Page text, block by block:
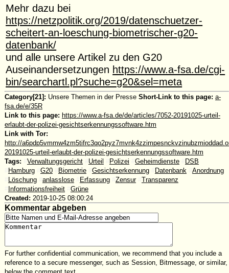
Mehr dazu bei
https://netzpolitik.org/2019/datenschuetzer-
scheitert-an-loeschung-biometrischer-g20-
datenbank/
und alle unsere Artikel zu den G20
Auseinandersetzungen https://www.a-fsa.de/cgi-
bin/searchartl.pl?suche=g20&sel=meta
Category[21]: Unsere Themen in der Presse Short-Link to this page: a-
fsa.de/e/35R
Link to this page: https://www.a-fsa.de/de/articles/7052-20191025-urteil-
erlaubt-der-polizei-gesichtserkennungssoftware.htm
Link with Tor:
http://
20191025-urteil-erlaubt-der-polizei-gesichtserkennungssoftware.htm
Tags:
Verwaltungsgericht Urteil Polizei Geheimdienste
DSB
Hamburg G20 Biometrie Gesichtserkennung Datenbank
Anordnung
Löschung anlasslose Erfassung Zensur
Transparenz
Informationsfreiheit
Grüne
Created: 2019-10-25 08:00:24
Kommentar abgeben
For further confidential communication, we recommend that you include a
reference to a secure messenger, such as Session, Bitmessage, or similar,